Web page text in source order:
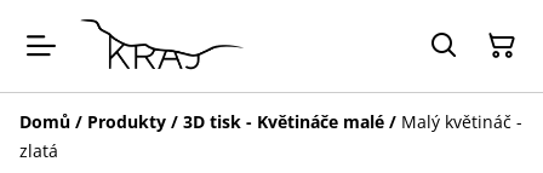
Domů / Produkty / 3D tisk - Květináče malé / Malý květináč -
zlatá